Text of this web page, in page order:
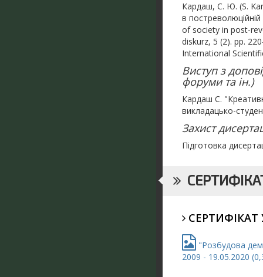
Кардаш, С. Ю. (S.
в
of society in post-
diskurz, 5 (2). pp.
International
Виступ з
форуми та ін.)
Кардаш С.
викладацько-
Захист
Підготовка
"Розбудова
2009 - 19.05.2020